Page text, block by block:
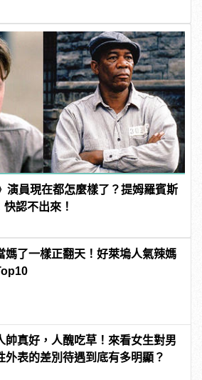
演員現在都怎麼樣了？提姆羅賓斯
認不出來！
媽了一樣正翻天！好萊塢人氣辣媽
帥真好，人醜吃草！來看女生對男
外表的差別待遇到底有多明顯？